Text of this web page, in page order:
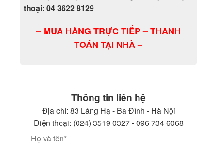
thoại: 04 3622 8129
– MUA HÀNG TRỰC TIẾP – THANH
TOÁN TẠI NHÀ –
Thông tin liên hệ
Địa chỉ: 83 Láng Hạ - Ba Đình - Hà Nội
Điện thoại: (024) 3519 0327 - 096 734 6068